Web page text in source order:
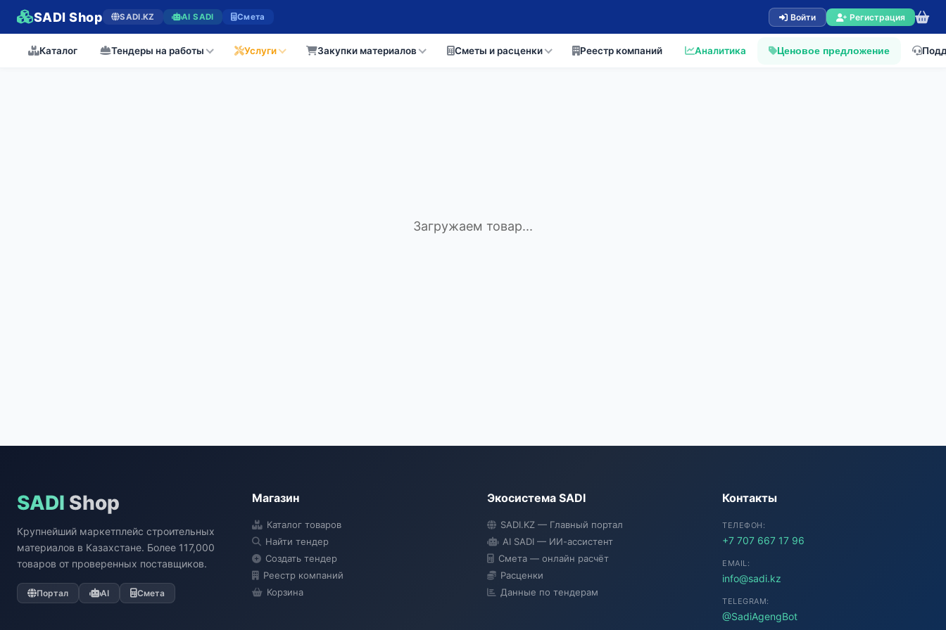
SADI Shop SADI.KZ AI SADI Смета Войти Регистрация
Каталог Тендеры на работы Услуги Закупки материалов Сметы и расценки Реестр компаний Аналитика Ценовое предложение
Загружаем товар...
SADI Shop
Крупнейший маркетплейс строительных
материалов в Казахстане. Более 117,000
товаров от проверенных поставщиков.
Портал AI Смета
Магазин
Каталог товаров
Найти тендер
Создать тендер
Реестр компаний
Корзина
Экосистема SADI
SADI.KZ — Главный портал
AI SADI — ИИ-ассистент
Смета — онлайн расчёт
Расценки
Данные по тендерам
Контакты
ТЕЛЕФОН:
+7 707 667 17 96
EMAIL:
info@sadi.kz
TELEGRAM:
@SadiAgengBot